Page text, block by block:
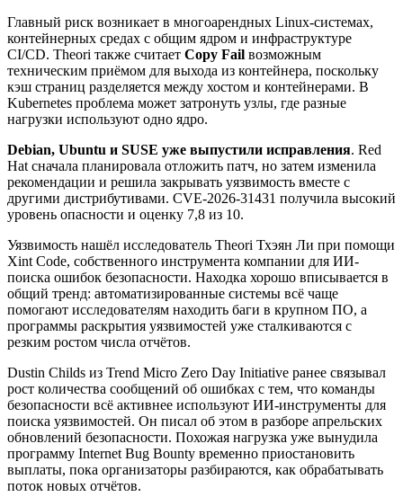
Главный риск возникает в многоарендных Linux-системах,
контейнерных средах с общим ядром и инфраструктуре
CI/CD. Theori также считает Copy Fail возможным
техническим приёмом для выхода из контейнера, поскольку
кэш страниц разделяется между хостом и контейнерами. В
Kubernetes проблема может затронуть узлы, где разные
нагрузки используют одно ядро.
Debian, Ubuntu и SUSE уже выпустили исправления. Red
Hat сначала планировала отложить патч, но затем изменила
рекомендации и решила закрывать уязвимость вместе с
другими дистрибутивами. CVE-2026-31431 получила высокий
уровень опасности и оценку 7,8 из 10.
Уязвимость нашёл исследователь Theori Тхэян Ли при помощи
Xint Code, собственного инструмента компании для ИИ-
поиска ошибок безопасности. Находка хорошо вписывается в
общий тренд: автоматизированные системы всё чаще
помогают исследователям находить баги в крупном ПО, а
программы раскрытия уязвимостей уже сталкиваются с
резким ростом числа отчётов.
Dustin Childs из Trend Micro Zero Day Initiative ранее связывал
рост количества сообщений об ошибках с тем, что команды
безопасности всё активнее используют ИИ-инструменты для
поиска уязвимостей. Он писал об этом в разборе апрельских
обновлений безопасности. Похожая нагрузка уже вынудила
программу Internet Bug Bounty временно приостановить
выплаты, пока организаторы разбираются, как обрабатывать
поток новых отчётов.